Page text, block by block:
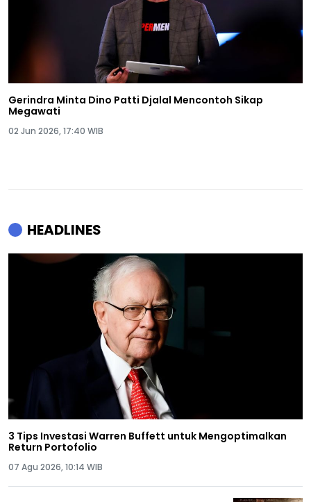
Gerindra Minta Dino Patti Djalal Mencontoh Sikap
Megawati
02 Jun 2026, 17:40 WIB
HEADLINES
3 Tips Investasi Warren Buffett untuk Mengoptimalkan
Return Portofolio
07 Agu 2026, 10:14 WIB